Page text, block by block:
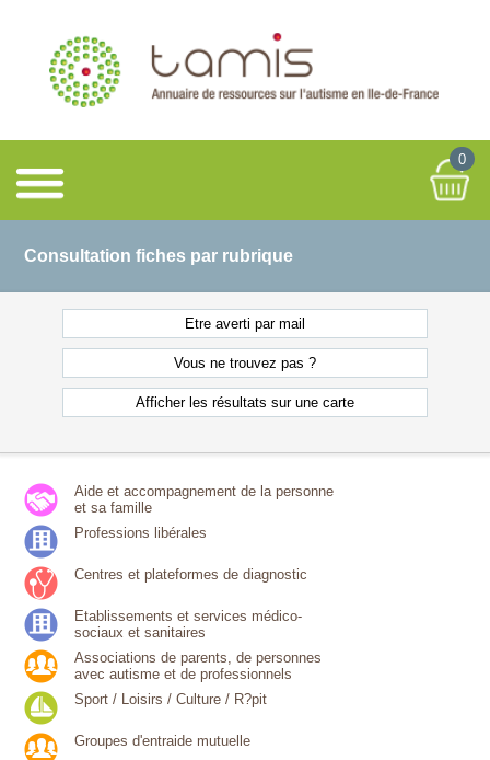
0
Consultation fiches par rubrique
Etre averti par mail
Vous ne trouvez pas ?
Afficher les résultats sur une carte
Aide et accompagnement de la personne
et sa famille
Professions libérales
Centres et plateformes de diagnostic
Etablissements et services médico-
sociaux et sanitaires
Associations de parents, de personnes
avec autisme et de professionnels
Sport / Loisirs / Culture / R?pit
Groupes d'entraide mutuelle